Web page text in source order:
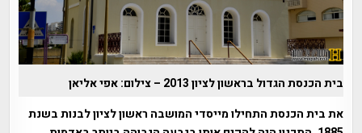
בית הכנסת הגדול בראשון לציון 2013 – צילום: אפי אליאן
את בית הכנסת התחילו מייסדי המושבה ראשון לציון לבנות בשנת